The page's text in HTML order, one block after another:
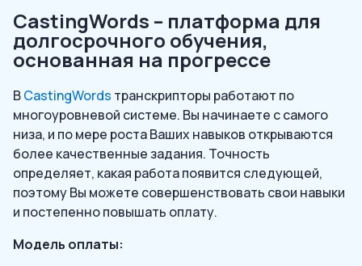
CastingWords – платформа для
долгосрочного обучения,
основанная на прогрессе
ВCastingWords транскрипторы работают по
многоуровневой системе. Вы начинаете с самого
низа, и по мере роста Ваших навыков открываются
более качественные задания. Точность
определяет, какая работа появится следующей,
поэтому Вы можете совершенствовать свои навыки
и постепенно повышать оплату.
Модель оплаты: